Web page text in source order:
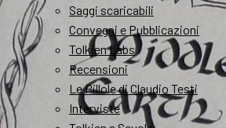
Saggi scaricabili
Convegni e Pubblicazioni
Tolkien Labs
Recensioni
Le Pillole di Claudio Testi
Interviste